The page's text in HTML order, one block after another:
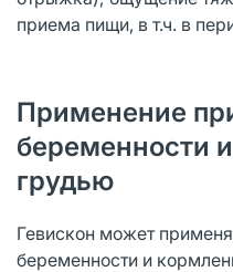
приема пищи, в т.ч. в
Применение
беременности
грудью
Гевискон может
беременности и